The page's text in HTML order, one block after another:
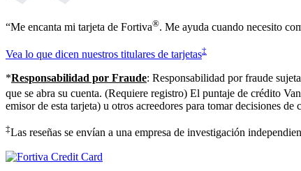
“Me encanta mi tarjeta de Fortiva®. Me ayuda cuando necesito
Vea lo que dicen nuestros titulares de tarjetas‡
*Responsabilidad por Fraude: Responsabilidad por fraude
que se abra su cuenta. (Requiere registro) El puntaje de crédito
emisor de esta tarjeta) u otros acreedores para tomar decisiones de
‡Las reseñas se envían a una empresa de investigación